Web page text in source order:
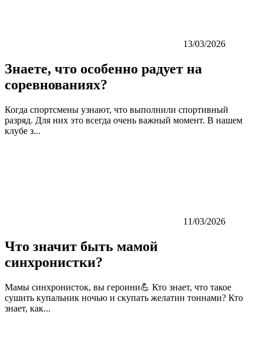
13/03/2026
Знаете, что особенно радует на
соревнованиях?
Когда спортсмены узнают, что выполнили спортивный
разряд. Для них это всегда очень важный момент. В нашем
клубе з...
11/03/2026
Что значит быть мамой
синхронистки?
Мамы синхронисток, вы героини💪 Кто знает, что такое
сушить купальник ночью и скупать желатин тоннами? Кто
знает, как...